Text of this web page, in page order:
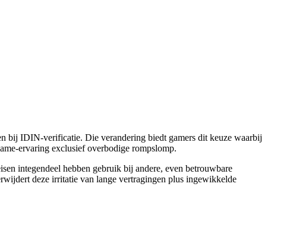
bij IDIN-verificatie. Die verandering biedt gamers dit keuze waarbij
ervaring exclusief overbodige rompslomp.
integendeel hebben gebruik bij andere, even betrouwbare
deze irritatie van lange vertragingen plus ingewikkelde